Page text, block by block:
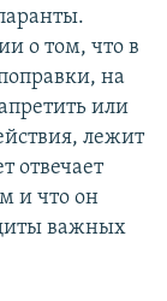
о том, что в
на
или
лежит
отвечает
и что он
важных